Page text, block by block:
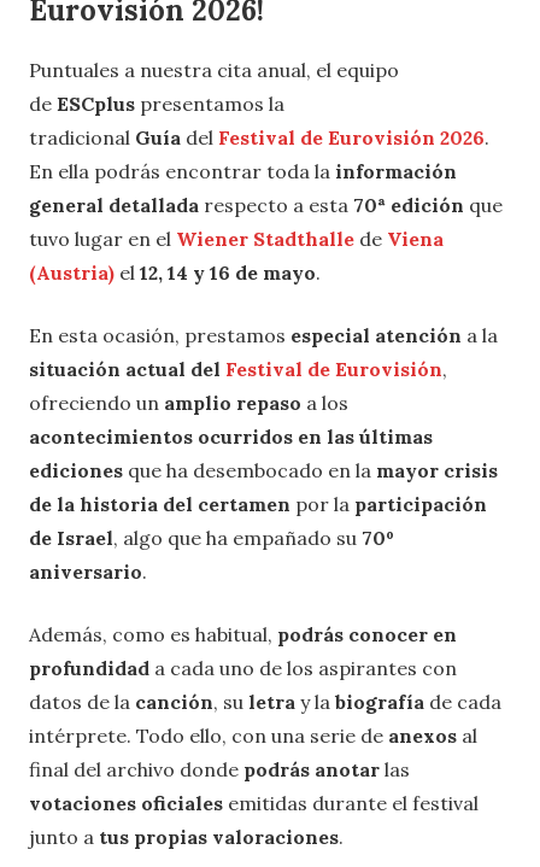
Eurovisión 2026!
Puntuales a nuestra cita anual, el equipo
de ESCplus presentamos la
tradicional Guía del Festival de Eurovisión 2026.
En ella podrás encontrar toda la información
general detallada respecto a esta 70ª edición que
tuvo lugar en el Wiener Stadthalle de Viena
(Austria) el 12, 14 y 16 de mayo.
En esta ocasión, prestamos especial atención a la
situación actual del Festival de Eurovisión,
ofreciendo un amplio repaso a los
acontecimientos ocurridos en las últimas
ediciones que ha desembocado en la mayor crisis
de la historia del certamen por la participación
de Israel, algo que ha empañado su 70º
aniversario.
Además, como es habitual, podrás conocer en
profundidad a cada uno de los aspirantes con
datos de la canción, su letra y la biografía de cada
intérprete. Todo ello, con una serie de anexos al
final del archivo donde podrás anotar las
votaciones oficiales emitidas durante el festival
junto a tus propias valoraciones.